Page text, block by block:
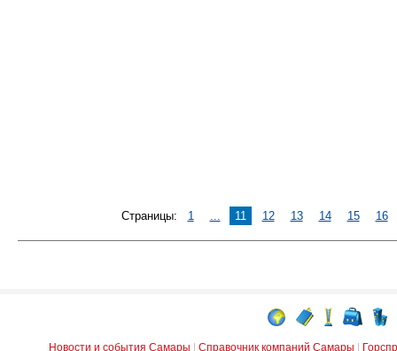
Страницы: 1 ... 11 12 13 14 15 16
Новости и события Самары Справочник компаний Самары